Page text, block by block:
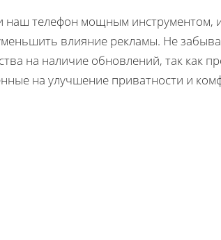
наш телефон мощным инструментом,
влияние рекламы. Не
на наличие обновлений, так как
на улучшение приватности и